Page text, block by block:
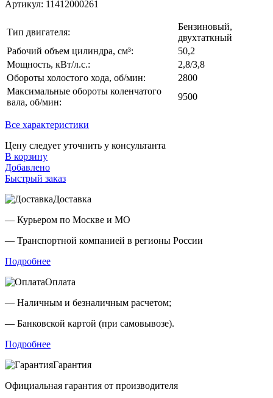
Артикул: 11412000261
Тип двигателя:
Бензиновый,
двухтаткный
Рабочий объем цилиндра, см³:
50,2
Мощность, кВт/л.с.:
2,8/3,8
Обороты холостого хода, об/мин:
2800
Максимальные обороты коленчатого
вала, об/мин:
9500
Все характеристики
Цену следует уточнить у консультанта
В корзину
Добавлено
Быстрый заказ
Доставка
— Курьером по Москве и МО
— Транспортной компанией в регионы России
Подробнее
Оплата
— Наличным и безналичным расчетом;
— Банковской картой (при самовывозе).
Подробнее
Гарантия
Официальная гарантия от производителя